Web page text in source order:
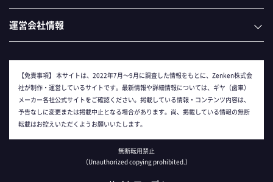
運営会社情報
【免責事項】 本サイトは、2022年7月～9月に調査した情報をもとに、Zenken株式会
社が制作・運営しているサイトです。最新情報や詳細情報については、ギヤ（歯車）
メーカー各社公式サイトをご確認ください。掲載している情報・コンテンツ内容は、
予告なしに変更または掲載中止となる場合があります。尚、掲載している情報の無断
転載はお控えいただくようお願いいたします。
無断転用禁止
（Unauthorized copying prohibited.）